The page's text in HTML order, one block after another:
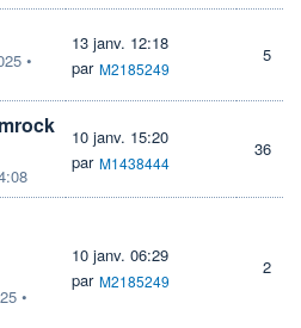
•
13 janv. 12:18
par M2185249
5
10 janv. 15:20
par M1438444
36
•
10 janv. 06:29
par M2185249
2